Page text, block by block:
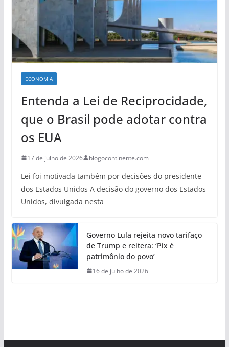
ECONOMIA
Entenda a Lei de Reciprocidade,
que o Brasil pode adotar contra
os EUA
17 de julho de 2026 blogocontinente.com
Lei foi motivada também por decisões do presidente
dos Estados Unidos A decisão do governo dos Estados
Unidos, divulgada nesta
Governo Lula rejeita novo tarifaço
de Trump e reitera: ‘Pix é
patrimônio do povo’
16 de julho de 2026